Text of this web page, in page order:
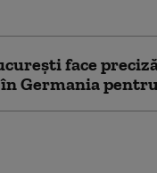
face
Germania